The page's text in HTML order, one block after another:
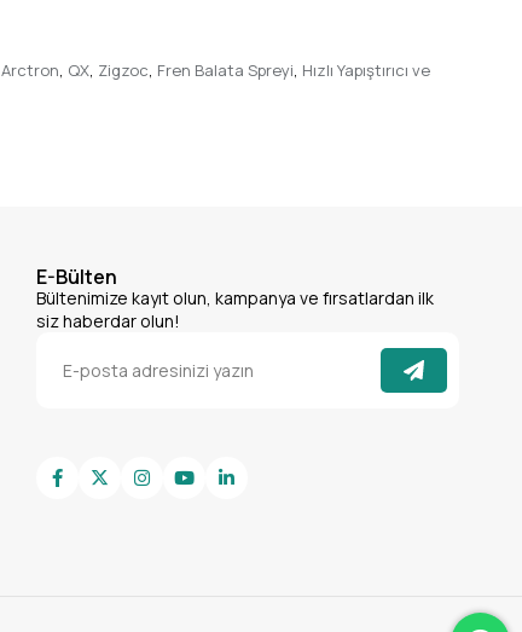
Arctron, QX, Zigzoc, Fren Balata Spreyi, Hızlı Yapıştırıcı ve
E-Bülten
Bültenimize kayıt olun, kampanya ve fırsatlardan ilk
siz haberdar olun!